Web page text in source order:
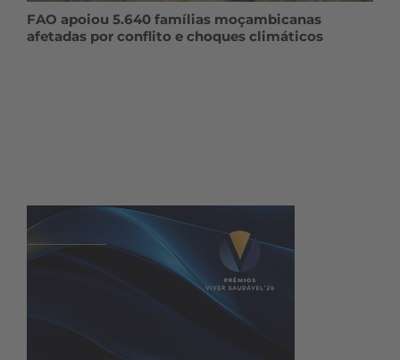
FAO apoiou 5.640 famílias moçambicanas
afetadas por conflito e choques climáticos